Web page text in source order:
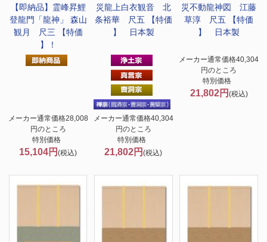
【即納品】霊峰昇鯉
登龍門「龍神」 森山
観月 尺三 【特価
】！
メーカー通常価格28,008
円のところ
特別価格
15,104円(税込)
災龍上白衣観音 北
条裕華 尺五 【特価
】 日本製
メーカー通常価格40,304
円のところ
特別価格
21,802円(税込)
災不動龍神図 江藤
草淳 尺五 【特価
】 日本製
メーカー通常価格40,304
円のところ
特別価格
21,802円 (税込)